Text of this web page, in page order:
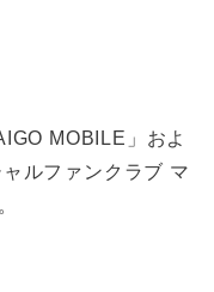
MOBILE」およ
ルファンクラブ マ